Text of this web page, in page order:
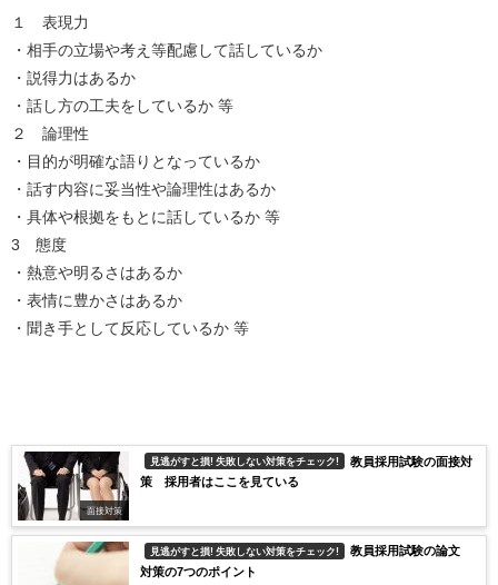
１ 表現力
・相手の立場や考え等配慮して話しているか
・説得力はあるか
・話し方の工夫をしているか 等
２ 論理性
・目的が明確な語りとなっているか
・話す内容に妥当性や論理性はあるか
・具体や根拠をもとに話しているか 等
3 態度
・熱意や明るさはあるか
・表情に豊かさはあるか
・聞き手として反応しているか 等
面接対策
見逃がすと損! 失敗しない対策をチェック!
教員採用試験の面接対
策 採用者はここを見ている
見逃がすと損! 失敗しない対策をチェック!
教員採用試験の論文
対策の7つのポイント